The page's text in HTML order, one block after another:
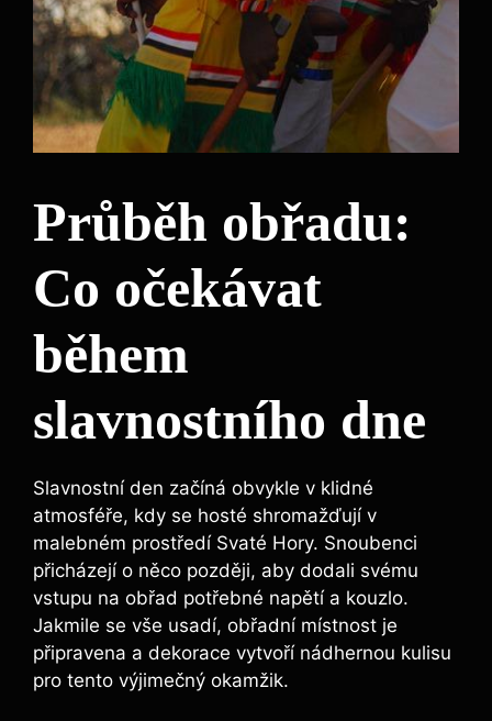
Průběh obřadu:
Co očekávat
během
slavnostního dne
Slavnostní den začíná obvykle v klidné
atmosféře, kdy se hosté shromažďují v
malebném prostředí Svaté Hory. Snoubenci
přicházejí o něco později, aby dodali svému
vstupu na obřad potřebné napětí a kouzlo.
Jakmile se vše usadí, obřadní místnost je
připravena a dekorace vytvoří nádhernou kulisu
pro tento výjimečný okamžik.